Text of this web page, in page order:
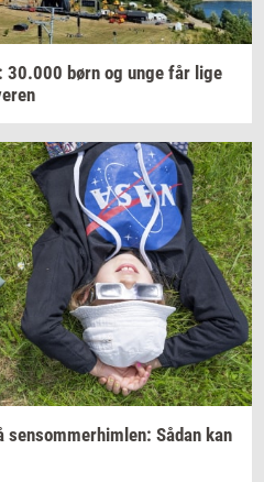
30.000 børn og unge får lige
sen­som­mer­him­len: Sådan kan